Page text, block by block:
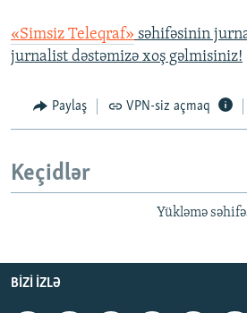
«Simsiz Teleqraf» səhifəsinin
jurnalist dəstəmizə xoş gəlmisiniz!
Paylaş VPN-siz açmaq
Keçidlər
Yükləmə
BIZI IZLƏ